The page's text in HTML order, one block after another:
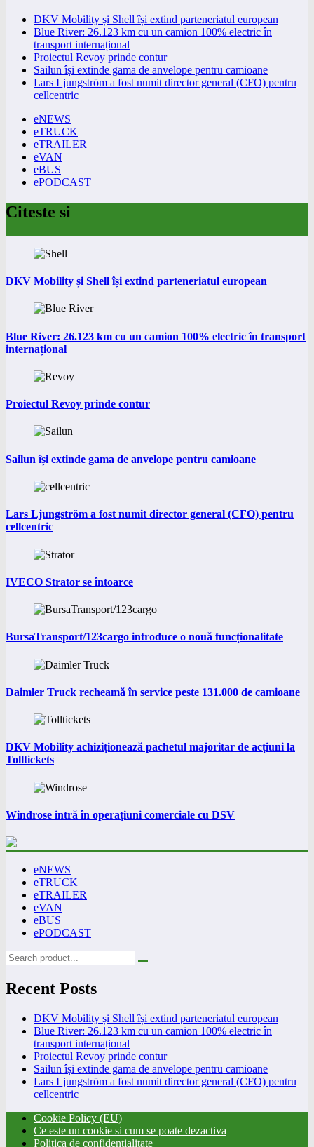
DKV Mobility și Shell își extind parteneriatul european
Blue River: 26.123 km cu un camion 100% electric în
transport internațional
Proiectul Revoy prinde contur
Sailun își extinde gama de anvelope pentru camioane
Lars Ljungström a fost numit director general (CFO) pentru
cellcentric
eNEWS
eTRUCK
eTRAILER
eVAN
eBUS
ePODCAST
Citeste si
DKV Mobility și Shell își extind parteneriatul european
Blue River: 26.123 km cu un camion 100% electric în transport
internațional
Proiectul Revoy prinde contur
Sailun își extinde gama de anvelope pentru camioane
Lars Ljungström a fost numit director general (CFO) pentru
cellcentric
IVECO Strator se întoarce
BursaTransport/123cargo introduce o nouă funcționalitate
Daimler Truck recheamă în service peste 131.000 de camioane
DKV Mobility achiziționează pachetul majoritar de acțiuni la
Tolltickets
Windrose intră în operațiuni comerciale cu DSV
eNEWS
eTRUCK
eTRAILER
eVAN
eBUS
ePODCAST
Recent Posts
DKV Mobility și Shell își extind parteneriatul european
Blue River: 26.123 km cu un camion 100% electric în
transport internațional
Proiectul Revoy prinde contur
Sailun își extinde gama de anvelope pentru camioane
Lars Ljungström a fost numit director general (CFO) pentru
cellcentric
Cookie Policy (EU)
Ce este un cookie si cum se poate dezactiva
Politica de confidentialitate